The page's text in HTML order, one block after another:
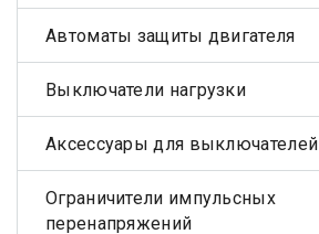
Автоматы защиты двигателя
Выключатели нагрузки
Аксессуары для выключателей
Ограничители импульсных
перенапряжений